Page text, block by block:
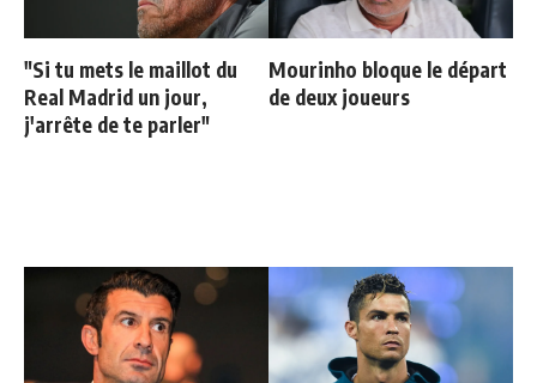
"Si tu mets le maillot du
Real Madrid un jour,
j'arrête de te parler"
Mourinho bloque le départ
de deux joueurs